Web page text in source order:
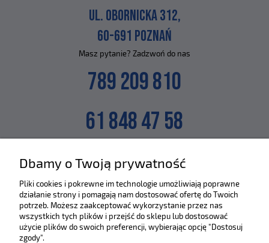
UL. OBORNICKA 312,
60-691 POZNAŃ
Masz pytanie? Zadzwoń do nas
789 209 810
61 848 47 58
SKLEP@ZLEWOZMYWAKI.PL
Poznaj nas bliżej :)
Dbamy o Twoją prywatność
Pliki cookies i pokrewne im technologie umożliwiają poprawne
działanie strony i pomagają nam dostosować ofertę do Twoich
potrzeb. Możesz zaakceptować wykorzystanie przez nas
wszystkich tych plików i przejść do sklepu lub dostosować
użycie plików do swoich preferencji, wybierając opcję "Dostosuj
zgody".